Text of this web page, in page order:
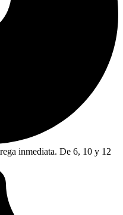
inmediata. De 6, 10 y 12